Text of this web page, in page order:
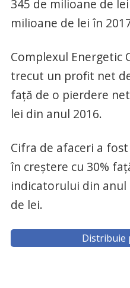
345 de milioane de
milioane de lei în
Complexul Energetic
trecut un profit net
faţă de o pierdere
lei din anul 2016.
Cifra de afaceri a
în creştere cu 30%
indicatorului din
de lei.
Distribuie